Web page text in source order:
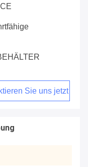
Sie uns jetzt